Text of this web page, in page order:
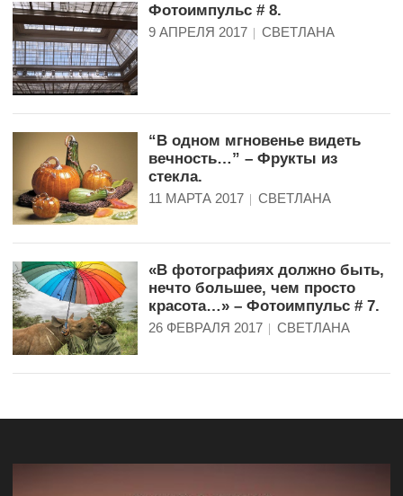
Фотоимпульс # 8.
9 АПРЕЛЯ 2017 СВЕТЛАНА
“В одном мгновенье видеть
вечность…” – Фрукты из
стекла.
11 МАРТА 2017 СВЕТЛАНА
«В фотографиях должно быть,
нечто большее, чем просто
красота…» – Фотоимпульс # 7.
26 ФЕВРАЛЯ 2017 СВЕТЛАНА